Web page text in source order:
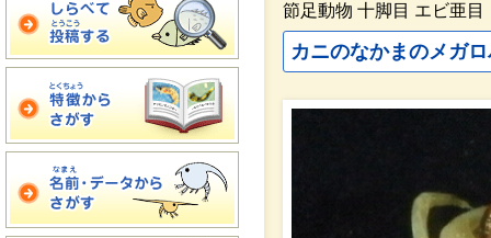
節足動物 十脚目 エビ亜
カニのなかまのメガ